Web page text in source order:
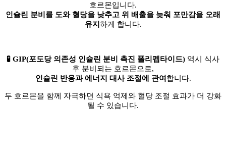
호르몬입니다.
인슐린 분비를 도와 혈당을 낮추고 위 배출을 늦춰 포만감을 오래
유지 하게 합니다.
🧪 GIP(포도당 의존성 인슐린 분비 촉진 폴리펩타이드) 역시 식사
후 분비되는 호르몬으로,
인슐린 반응과 에너지 대사 조절에 관여 합니다.
두 호르몬을 함께 자극하면 식욕 억제와 혈당 조절 효과가 더 강화
될 수 있습니다.